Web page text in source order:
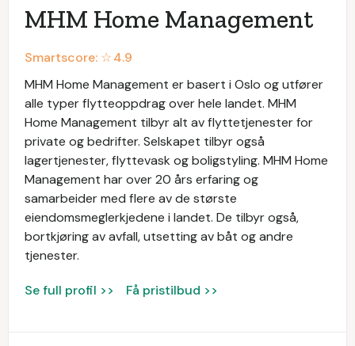
MHM Home Management
Smartscore: ☆4.9
MHM Home Management er basert i Oslo og utfører
alle typer flytteoppdrag over hele landet. MHM
Home Management tilbyr alt av flyttetjenester for
private og bedrifter. Selskapet tilbyr også
lagertjenester, flyttevask og boligstyling. MHM Home
Management har over 20 års erfaring og
samarbeider med flere av de største
eiendomsmeglerkjedene i landet. De tilbyr også,
bortkjøring av avfall, utsetting av båt og andre
tjenester.
Se full profil >> Få pristilbud >>